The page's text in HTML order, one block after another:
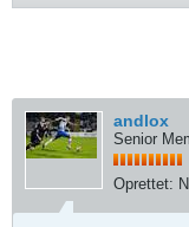
andlox
Senior
Oprettet: